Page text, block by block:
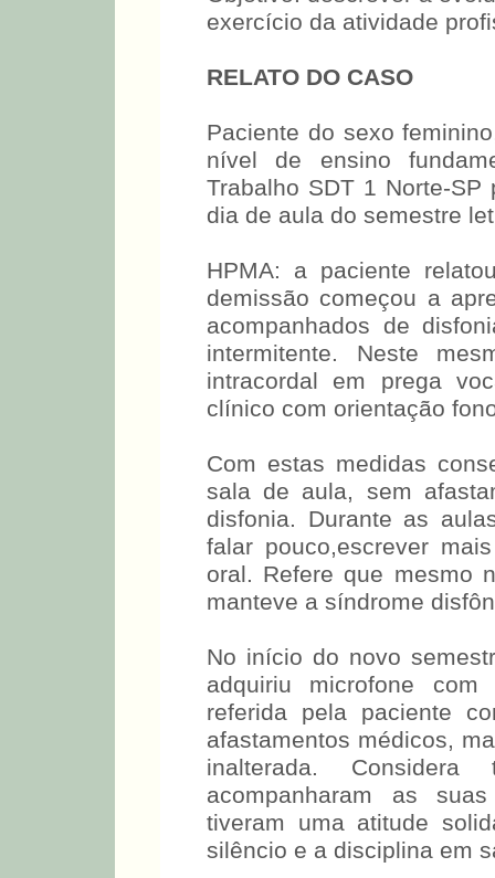
exercício da atividade
RELATO DO CASO
Paciente do sexo
nível de ensino
Trabalho SDT 1 Norte-
dia de aula do semestre
HPMA: a paciente
demissão começou a
acompanhados de
intermitente. Neste
intracordal em prega
clínico com orientação
Com estas medidas
sala de aula, sem
disfonia. Durante as
falar pouco,escrever
oral. Refere que mesmo
manteve a síndrome
No início do novo
adquiriu microfone
referida pela paciente
afastamentos médicos,
inalterada.
acompanharam as
tiveram uma atitude
silêncio e a disciplina em